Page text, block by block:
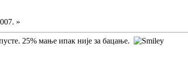
»
25% мање ипак није за бацање.